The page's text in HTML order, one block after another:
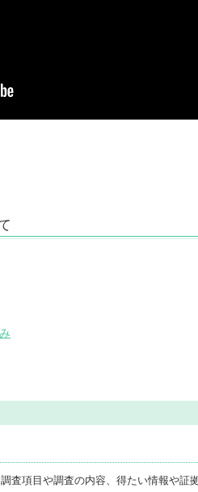
査項目や調査の内容、得たい情報や証